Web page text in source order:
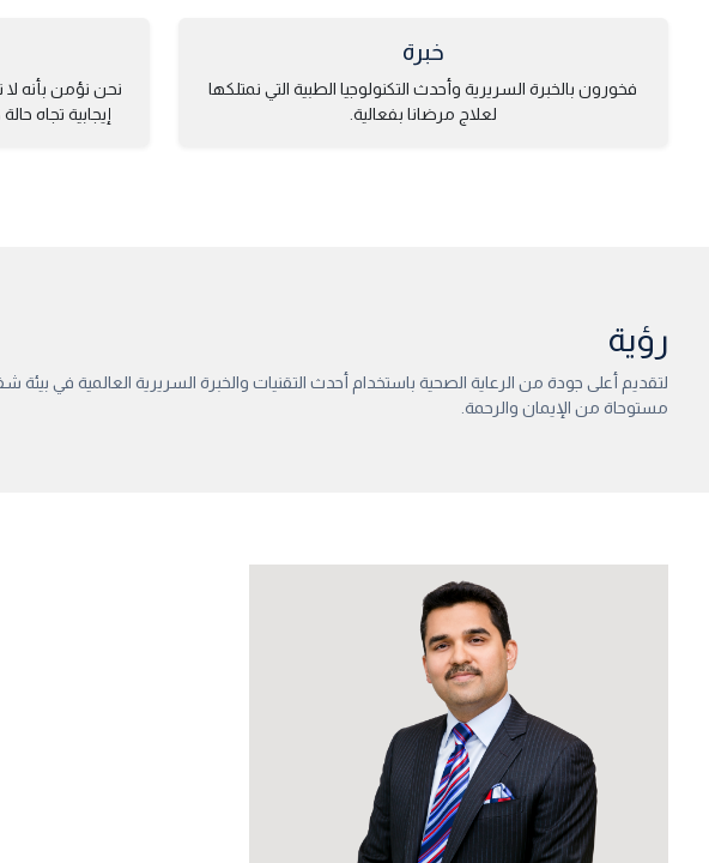
خبرة
فخورون بالخبرة السريرية وأحدث التكنولوجيا الطبية التي نمتلكها
لعلاج مرضانا بفعالية.
نحن نؤمن بأنه
إيجابية تجاه
رؤية
لتقديم أعلى جودة من الرعاية الصحية باستخدام أحدث التقنيات والخبرة السريرية العالمية في بيئة
مستوحاة من الإيمان والرحمة.